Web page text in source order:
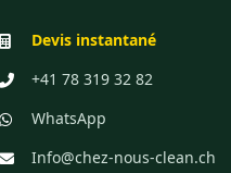
Devis instantané
+41 78 319 32 82
WhatsApp
Info@chez-nous-clean.ch